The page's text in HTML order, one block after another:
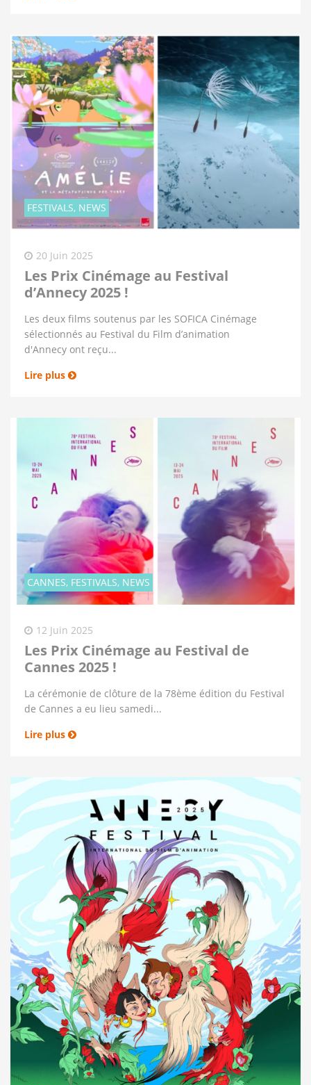
FESTIVALS, NEWS
20 Juin 2025
Les Prix Cinémage au Festival
d’Annecy 2025 !
Les deux films soutenus par les SOFICA Cinémage
sélectionnés au Festival du Film d’animation
d'Annecy ont reçu...
Lire plus
CANNES, FESTIVALS, NEWS
12 Juin 2025
Les Prix Cinémage au Festival de
Cannes 2025 !
La cérémonie de clôture de la 78ème édition du Festival
de Cannes a eu lieu samedi...
Lire plus